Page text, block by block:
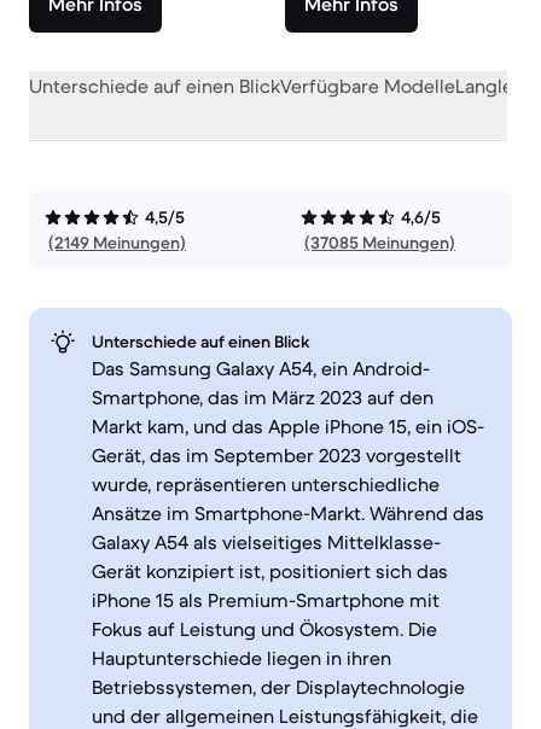
Unterschiede auf einen BlickVerfügbare Modelle
4,5/5
(2149 Meinungen)
4,6/5
(37085 Meinungen)
Unterschiede auf einen Blick
Das Samsung Galaxy A54, ein Android-
Smartphone, das im März 2023 auf den
Markt kam, und das Apple iPhone 15, ein iOS-
Gerät, das im September 2023 vorgestellt
wurde, repräsentieren unterschiedliche
Ansätze im Smartphone-Markt. Während das
Galaxy A54 als vielseitiges Mittelklasse-
Gerät konzipiert ist, positioniert sich das
iPhone 15 als Premium-Smartphone mit
Fokus auf Leistung und Ökosystem. Die
Hauptunterschiede liegen in ihren
Betriebssystemen, der Displaytechnologie
und der allgemeinen Leistungsfähigkeit, die